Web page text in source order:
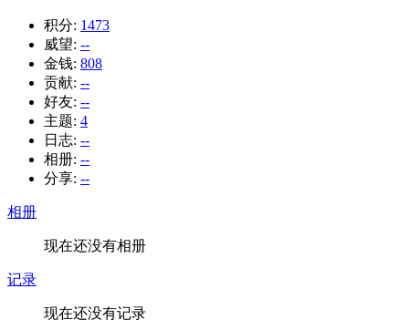
积分: 1473
威望: --
金钱: 808
贡献: --
好友: --
主题: 4
日志: --
相册: --
分享: --
相册
现在还没有相册
记录
现在还没有记录